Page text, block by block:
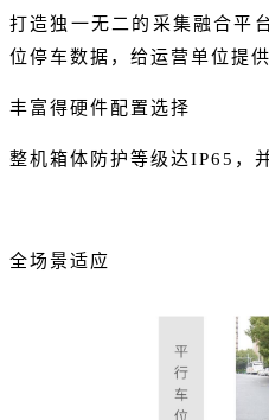
打造独一无二的采集融合平
位停车数据，给运营单位提
丰富得硬件配置选择
整机箱体防护等级达IP65，
全场景适应